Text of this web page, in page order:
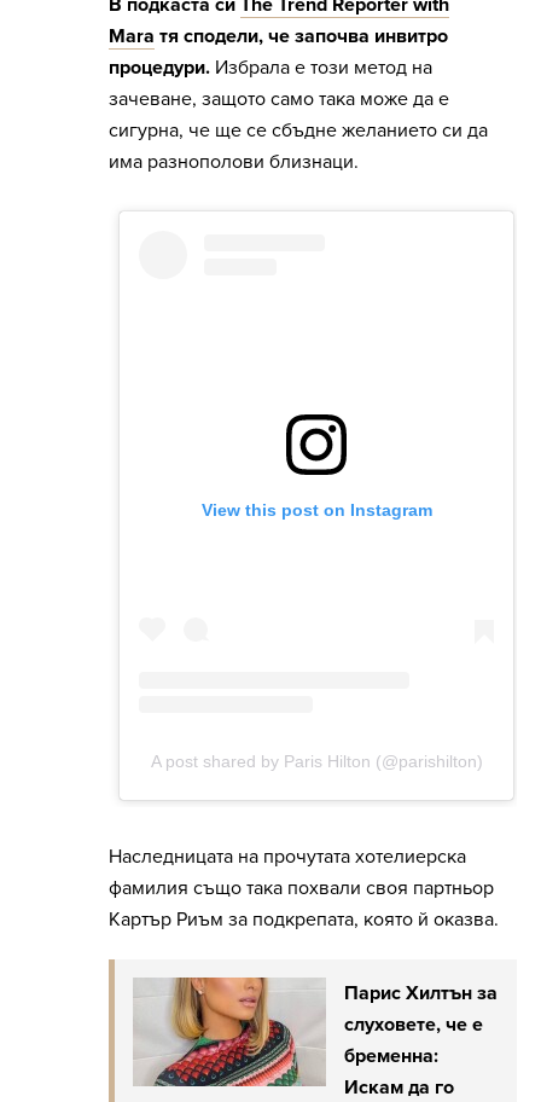
В подкаста си The Trend Reporter with
Mara тя сподели, че започва инвитро
процедури. Избрала е този метод на
зачеване, защото само така може да е
сигурна, че ще се сбъдне желанието си да
има разнополови близнаци.
Наследницата на прочутата хотелиерска
фамилия също така похвали своя партньор
Картър Риъм за подкрепата, която й оказва.
Парис Хилтън за
слуховете, че е
бременна:
Искам да го